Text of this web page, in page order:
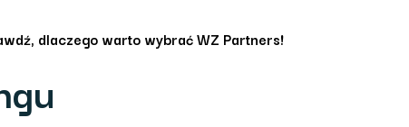
dlaczego warto wybrać WZ Partners!